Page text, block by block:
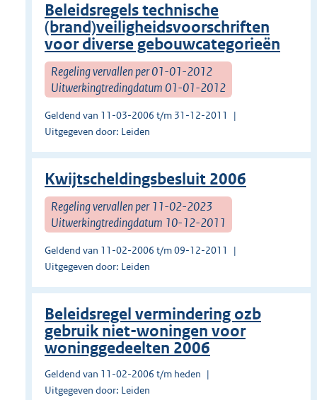
Beleidsregels technische
(brand)veiligheidsvoorschriften
voor diverse gebouwcategorieën
Regeling vervallen per 01-01-2012
Uitwerkingtredingdatum 01-01-2012
Geldend van 11-03-2006 t/m 31-12-2011
Uitgegeven door: Leiden
Kwijtscheldingsbesluit 2006
Regeling vervallen per 11-02-2023
Uitwerkingtredingdatum 10-12-2011
Geldend van 11-02-2006 t/m 09-12-2011
Uitgegeven door: Leiden
Beleidsregel vermindering ozb
gebruik niet-woningen voor
woninggedeelten 2006
Geldend van 11-02-2006 t/m heden
Uitgegeven door: Leiden